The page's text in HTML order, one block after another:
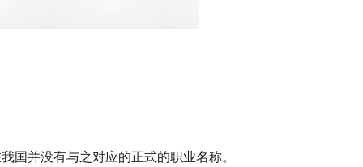
国并没有与之对应的正式的职业名称。